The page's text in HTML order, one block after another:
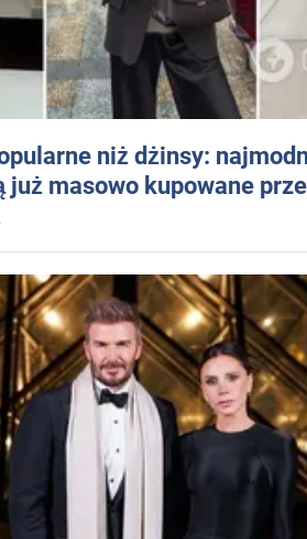
niż dżinsy:
już masowo kupowane